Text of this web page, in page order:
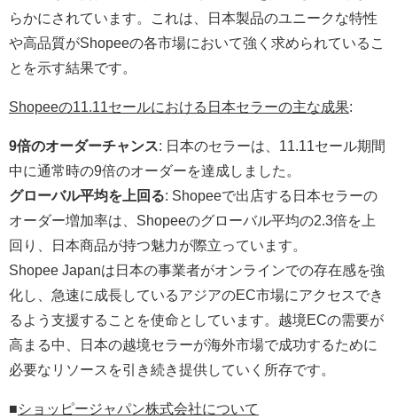
らかにされています。これは、日本製品のユニークな特性
や高品質がShopeeの各市場において強く求められているこ
とを示す結果です。
Shopeeの11.11セールにおける日本セラーの主な成果:
9倍のオーダーチャンス: 日本のセラーは、11.11セール期間
中に通常時の9倍のオーダーを達成しました。
グローバル平均を上回る: Shopeeで出店する日本セラーの
オーダー増加率は、Shopeeのグローバル平均の2.3倍を上
回り、日本商品が持つ魅力が際立っています。
Shopee Japanは日本の事業者がオンラインでの存在感を強
化し、急速に成長しているアジアのEC市場にアクセスでき
るよう支援することを使命としています。越境ECの需要が
高まる中、日本の越境セラーが海外市場で成功するために
必要なリソースを引き続き提供していく所存です。
■ショッピージャパン株式会社について